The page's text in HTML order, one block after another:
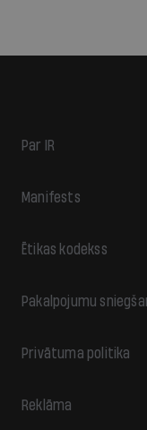
Par IR
Manifests
Ētikas kodekss
Pakalpojumu
Privātuma politika
Reklāma